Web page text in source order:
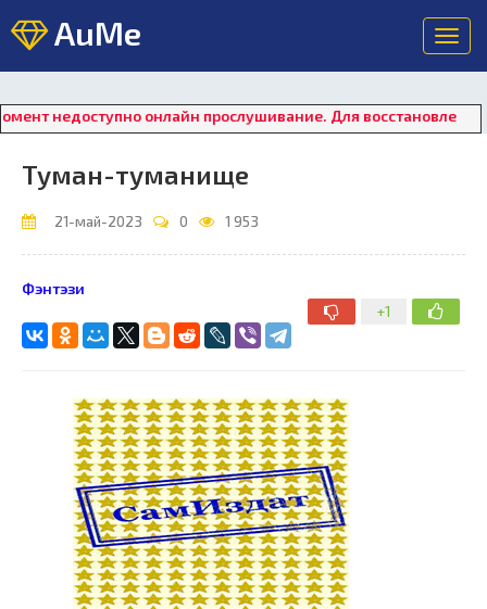
AuMe
онлайн прослушивание. Для восстановления работы
Туман-туманище
21-май-2023 0 1 953
+1
Фэнтэзи